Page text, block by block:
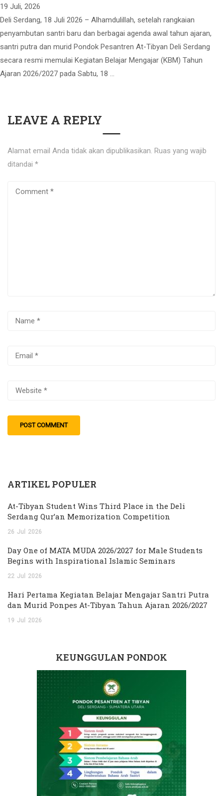
19 Juli, 2026
Deli Serdang, 18 Juli 2026 – Alhamdulillah, setelah rangkaian
penyambutan santri baru dan berbagai agenda awal tahun ajaran,
santri putra dan murid Pondok Pesantren At-Tibyan Deli Serdang
secara resmi memulai Kegiatan Belajar Mengajar (KBM) Tahun
Ajaran 2026/2027 pada Sabtu, 18 …
LEAVE A REPLY
Alamat email Anda tidak akan dipublikasikan. Ruas yang wajib
ditandai *
ARTIKEL POPULER
At-Tibyan Student Wins Third Place in the Deli
Serdang Qur’an Memorization Competition
26 Jul 2026
Day One of MATA MUDA 2026/2027 for Male Students
Begins with Inspirational Islamic Seminars
22 Jul 2026
Hari Pertama Kegiatan Belajar Mengajar Santri Putra
dan Murid Ponpes At-Tibyan Tahun Ajaran 2026/2027
19 Jul 2026
KEUNGGULAN PONDOK